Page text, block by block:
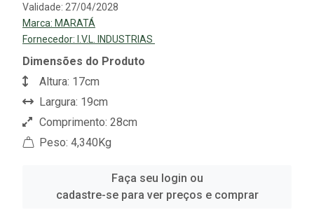
Validade: 27/04/2028
Marca: MARATÁ
Fornecedor:
I.V.L. INDUSTRIAS
Dimensões do Produto
Altura: 17cm
Largura: 19cm
Comprimento: 28cm
Peso: 4,340Kg
Faça seu login ou
cadastre-se para ver preços e comprar